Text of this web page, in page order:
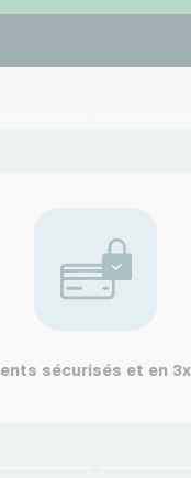
sécurisés et en